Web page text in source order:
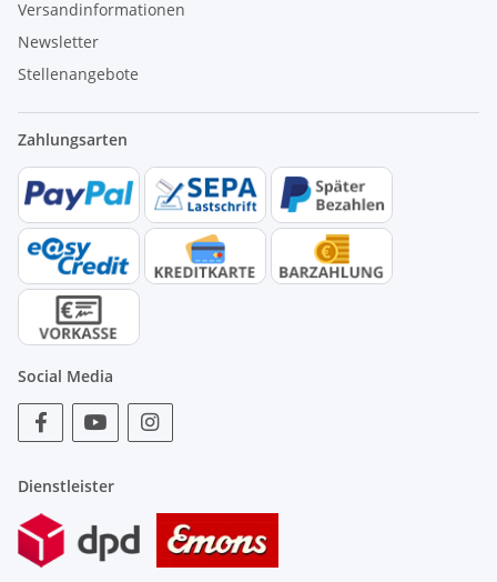
Versandinformationen
Newsletter
Stellenangebote
Zahlungsarten
Social Media
Dienstleister